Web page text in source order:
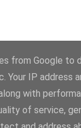
from Google to
Your IP address
with
of service,